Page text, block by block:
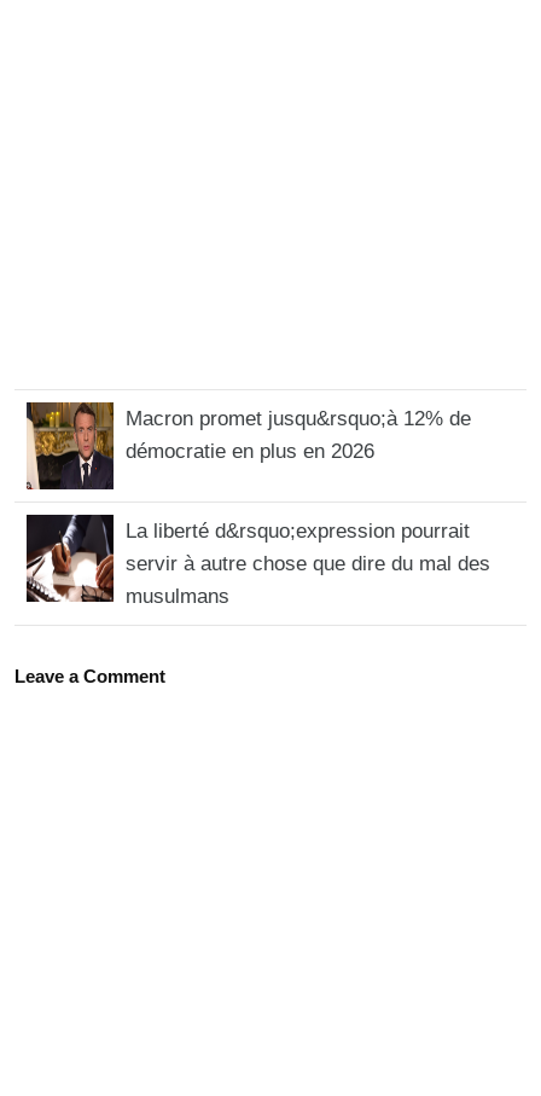
Macron promet jusqu&rsquo;à 12% de
démocratie en plus en 2026
La liberté d&rsquo;expression pourrait
servir à autre chose que dire du mal des
musulmans
Leave a Comment